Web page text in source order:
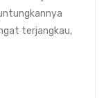
terjangkau,